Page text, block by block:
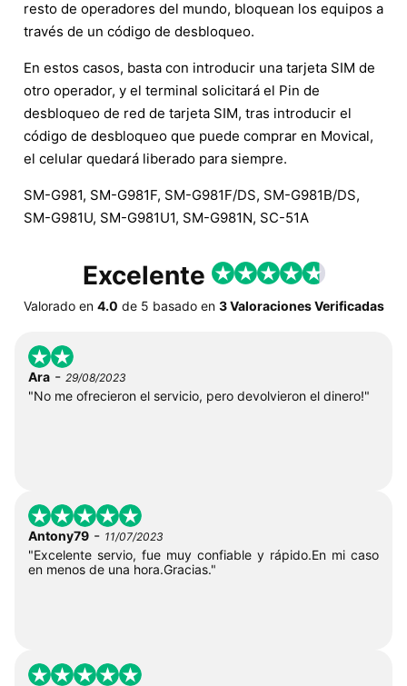
resto de operadores del mundo, bloquean los equipos a
través de un código de desbloqueo.
En estos casos, basta con introducir una tarjeta SIM de
otro operador, y el terminal solicitará el Pin de
desbloqueo de red de tarjeta SIM, tras introducir el
código de desbloqueo que puede comprar en Movical,
el celular quedará liberado para siempre.
SM-G981, SM-G981F, SM-G981F/DS, SM-G981B/DS,
SM-G981U, SM-G981U1, SM-G981N, SC-51A
Excelente
Valorado en 4.0 de 5 basado en 3 Valoraciones Verificadas
Ara - 29/08/2023
"No me ofrecieron el servicio, pero devolvieron el dinero!"
Antony79 - 11/07/2023
"Excelente servio, fue muy confiable y rápido.En mi caso
en menos de una hora.Gracias."